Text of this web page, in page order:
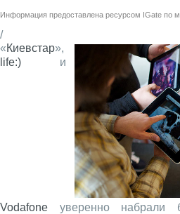
Информация предоставлена ресурсом IGate по
/
«Киевстар»,
life:) и
Vodafone уверенно набрали